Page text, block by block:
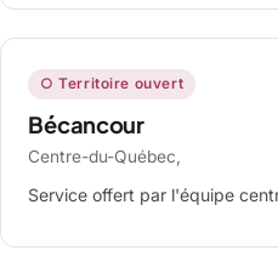
○ Territoire ouvert
Bécancour
Centre-du-Québec,
Service offert par l'équipe